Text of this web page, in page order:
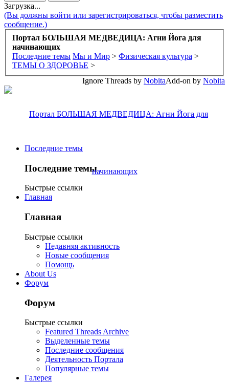
Загрузка...
(Вы должны войти или зарегистрироваться, чтобы разместить
сообщение.)
Портал БОЛЬШАЯ МЕДВЕДИЦА: Агни Йога для
начинающих
Последние темы Мы и Мир > Физическая культура >
ТЕМЫ О ЗДОРОВЬЕ >
Add-on by Nobita
Ignore Threads by Nobita
Последние темы
Последние темы
Быстрые ссылки
Главная
Главная
Быстрые ссылки
Недавняя активность
Новые сообщения
Помощь
About Us
Форум
Форум
Быстрые ссылки
Featured Threads Archive
Выделенные темы
Последние сообщения
Деятельность Портала
Популярные темы
Галерея